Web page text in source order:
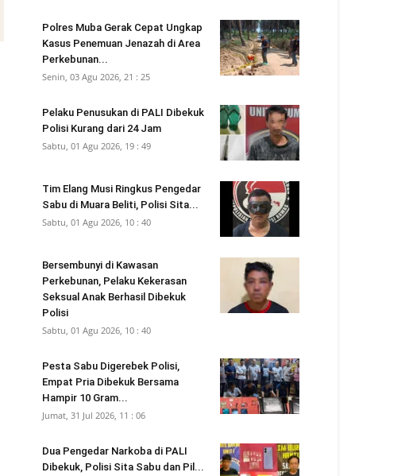
Polres Muba Gerak Cepat Ungkap
Kasus Penemuan Jenazah di Area
Perkebunan...
Senin, 03 Agu 2026, 21 : 25
Pelaku Penusukan di PALI Dibekuk
Polisi Kurang dari 24 Jam
Sabtu, 01 Agu 2026, 19 : 49
Tim Elang Musi Ringkus Pengedar
Sabu di Muara Beliti, Polisi Sita...
Sabtu, 01 Agu 2026, 10 : 40
Bersembunyi di Kawasan
Perkebunan, Pelaku Kekerasan
Seksual Anak Berhasil Dibekuk
Polisi
Sabtu, 01 Agu 2026, 10 : 40
Pesta Sabu Digerebek Polisi,
Empat Pria Dibekuk Bersama
Hampir 10 Gram...
Jumat, 31 Jul 2026, 11 : 06
Dua Pengedar Narkoba di PALI
Dibekuk, Polisi Sita Sabu dan Pil...